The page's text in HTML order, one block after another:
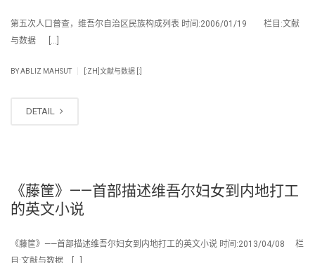
第五次人口普查，维吾尔自治区民族构成列表 时间:2006/01/19 栏目:文献
与数据 […]
BYABLIZ MAHSUT [:ZH]文献与数据 [:]
DETAIL
《藤筐》——首部描述维吾尔妇女到内地打工
的英文小说
《藤筐》——首部描述维吾尔妇女到内地打工的英文小说 时间:2013/04/08 栏
目:文献与数据 […]